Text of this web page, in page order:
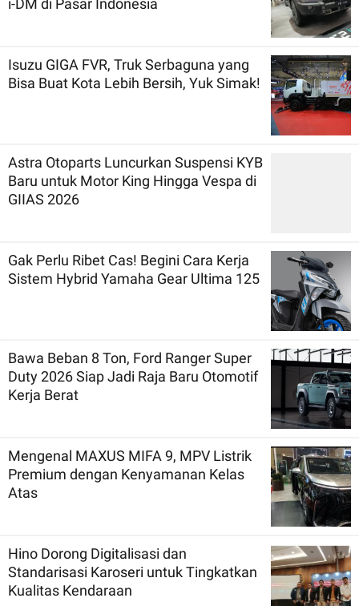
Isuzu GIGA FVR, Truk Serbaguna yang
Bisa Buat Kota Lebih Bersih, Yuk Simak!
Astra Otoparts Luncurkan Suspensi KYB
Baru untuk Motor King Hingga Vespa di
GIIAS 2026
Gak Perlu Ribet Cas! Begini Cara Kerja
Sistem Hybrid Yamaha Gear Ultima 125
Bawa Beban 8 Ton, Ford Ranger Super
Duty 2026 Siap Jadi Raja Baru Otomotif
Kerja Berat
Mengenal MAXUS MIFA 9, MPV Listrik
Premium dengan Kenyamanan Kelas
Atas
Hino Dorong Digitalisasi dan
Standarisasi Karoseri untuk Tingkatkan
Kualitas Kendaraan